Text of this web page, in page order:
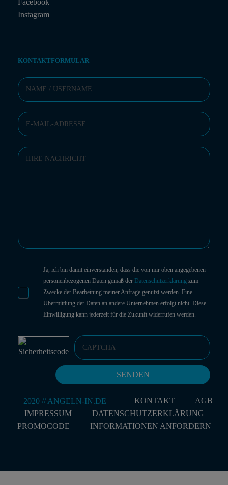
Instagram
KONTAKTFORMULAR
Ja, ich bin damit einverstanden, dass die von mir oben angegebenen
personenbezogenen Daten gemäß der Datenschutzerklärung zum
Zwecke der Bearbeitung meiner Anfrage genutzt werden. Eine
Übermittlung der Daten an andere Unternehmen erfolgt nicht. Diese
Einwilligung kann jederzeit für die Zukunft widerrufen werden.
KONTAKT
AGB
IMPRESSUM
DATENSCHUTZERKLÄRUNG
PROMOCODE
INFORMATIONEN ANFORDERN